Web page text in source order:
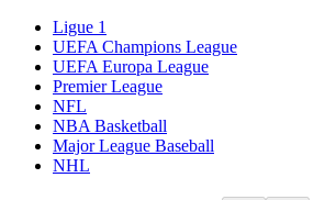
Ligue 1
UEFA Champions League
UEFA Europa League
Premier League
NFL
NBA Basketball
Major League Baseball
NHL